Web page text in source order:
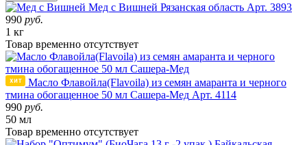
Мед с Вишней Рязанская область Арт. 3893
990 руб.
1 кг
Товар временно отсутствует
Масло Флавойла(Flavoila) из семян амаранта и черного
тмина обогащенное 50 мл Сашера-Мед Арт. 4114
990 руб.
50 мл
Товар временно отсутствует